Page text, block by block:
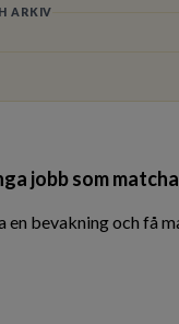
ARKIV
jobb som
en bevakning och få